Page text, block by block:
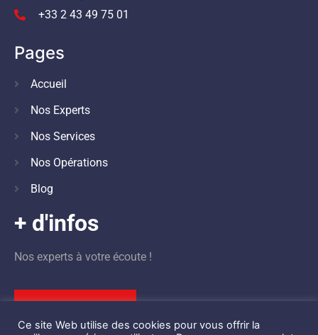
+33 2 43 49 75 01
Pages
Accueil
Nos Experts
Nos Services
Nos Opérations
Blog
+ d'infos
Nos experts à votre écoute !
Ce site Web utilise des cookies pour vous offrir la